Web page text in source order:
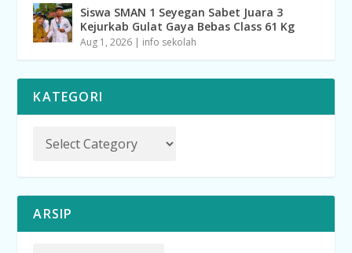
Siswa SMAN 1 Seyegan Sabet Juara 3
Kejurkab Gulat Gaya Bebas Class 61 Kg
Aug 1, 2026 | info sekolah
KATEGORI
ARSIP